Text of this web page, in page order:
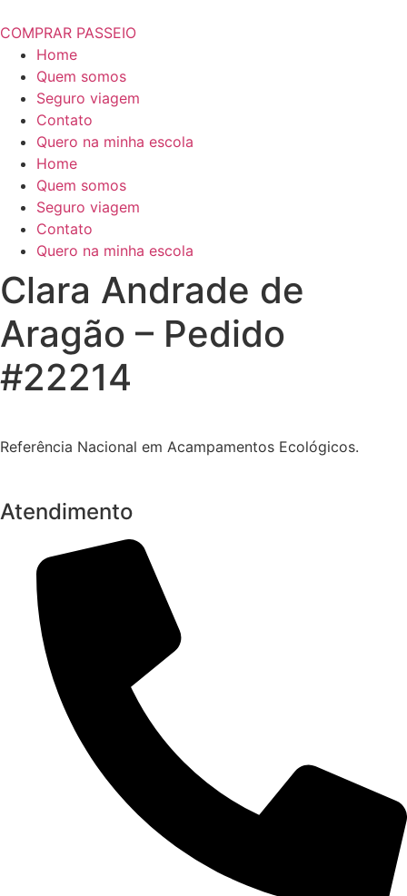
COMPRAR PASSEIO
Home
Quem somos
Seguro viagem
Contato
Quero na minha escola
Home
Quem somos
Seguro viagem
Contato
Quero na minha escola
Clara Andrade de
Aragão – Pedido
#22214
Referência Nacional em Acampamentos Ecológicos.
Atendimento